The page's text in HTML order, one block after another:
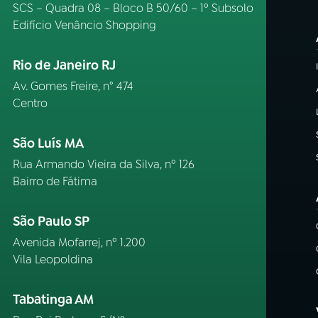
SCS – Quadra 08 – Bloco B 50/60 – 1º Subsolo
Edifício Venâncio Shopping
Rio de Janeiro RJ
Av. Gomes Freire, n° 474
Centro
São Luís MA
Rua Armando Vieira da Silva, nº 126
Bairro de Fátima
São Paulo SP
Avenida Mofarrej, nº 1.200
Vila Leopoldina
Tabatinga AM